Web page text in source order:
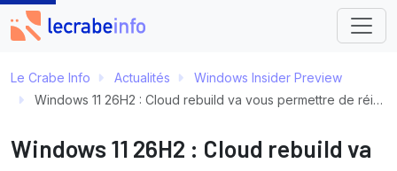
Le Crabe Info Actualités
Windows Insider Preview
Windows 11 26H2 : Cloud rebuild va vous permettre de réinstaller Windows sans clé USB
Windows 11 26H2 : Cloud rebuild va